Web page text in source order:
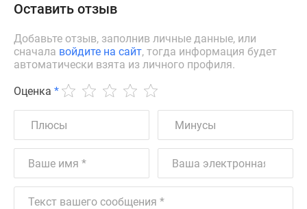
Оставить отзыв
Добавьте отзыв, заполнив личные данные, или
сначала войдите на сайт, тогда информация будет
автоматически взята из личного профиля.
Оценка *